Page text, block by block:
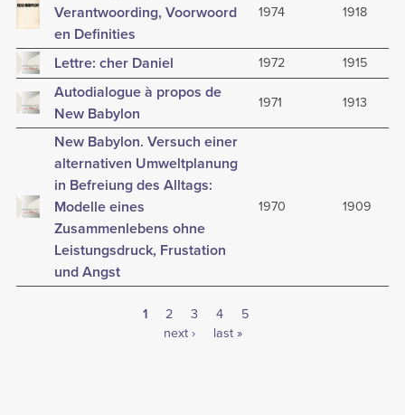
Verantwoording, Voorwoord
en Definities
1974 1918
Lettre: cher Daniel 1972 1915
Autodialogue à propos de
New Babylon
1971 1913
New Babylon. Versuch einer
alternativen Umweltplanung
in Befreiung des Alltags:
Modelle eines
Zusammenlebens ohne
Leistungsdruck, Frustation
und Angst
1970 1909
Current
page
1 Page
2 Page
3 Page
4 Page
5
Next
next ›
Last
last »